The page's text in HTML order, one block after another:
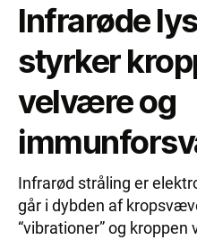
Infrarøde
styrker
velvære og
Infrarød stråling er
går i dybden af
“vibrationer” og